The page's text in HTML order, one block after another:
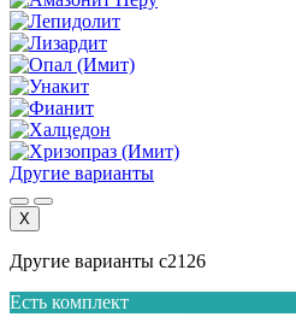
Другие варианты
X
Другие варианты с2126
Есть комплект